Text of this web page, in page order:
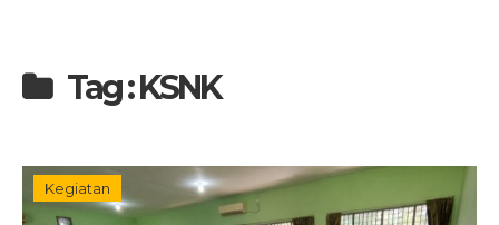
Tag : KSNK
Kegiatan